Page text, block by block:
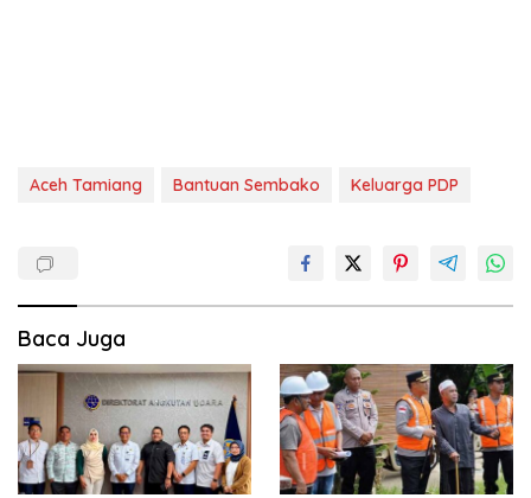
Aceh Tamiang Bantuan Sembako Keluarga PDP
Baca Juga